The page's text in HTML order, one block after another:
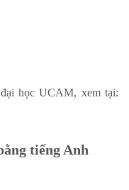
học UCAM, xem tại:
tiếng Anh